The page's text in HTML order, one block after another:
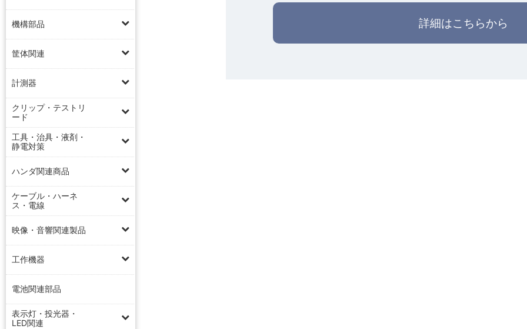
機構部品
筐体関連
計測器
クリップ・テストリ
ード
工具・治具・液剤・
静電対策
ハンダ関連商品
ケーブル・ハーネ
ス・電線
映像・音響関連製品
工作機器
電池関連部品
表示灯・投光器・
LED関連
詳細はこちらから